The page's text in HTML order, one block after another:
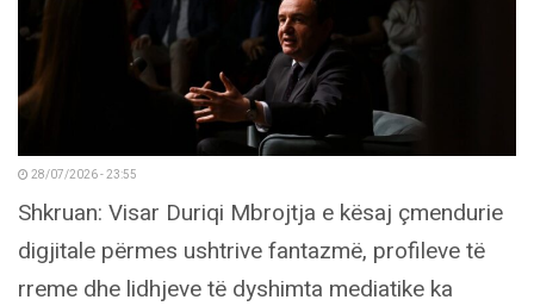
28/07/2026 - 23:55
Shkruan: Visar Duriqi Mbrojtja e kësaj çmendurie
digjitale përmes ushtrive fantazmë, profileve të
rreme dhe lidhjeve të dyshimta mediatike ka